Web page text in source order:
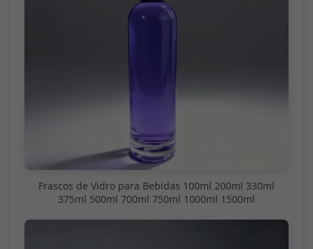
Frascos de Vidro para Bebidas 100ml 200ml 330ml
375ml 500ml 700ml 750ml 1000ml 1500ml